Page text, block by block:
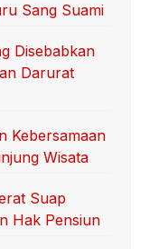
Sang Suami
Disebabkan
Darurat
Kebersamaan
Wisata
Suap
Hak Pensiun